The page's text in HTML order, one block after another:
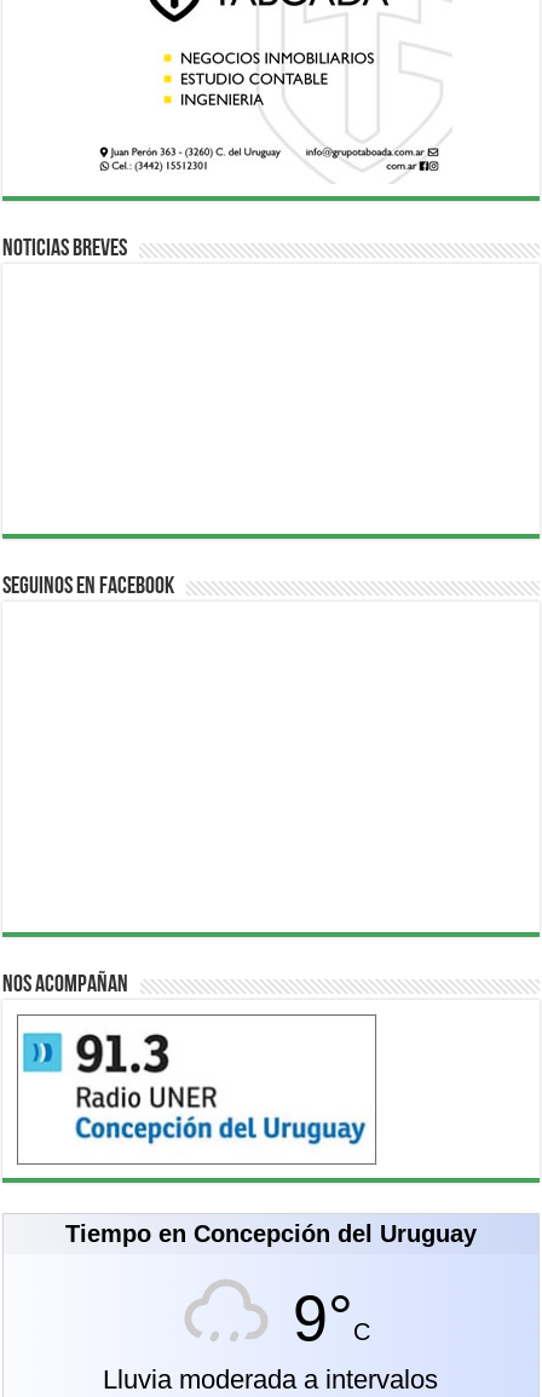
Noticias breves
Seguinos en Facebook
Nos acompañan
Tiempo en Concepción del Uruguay
9°C
Lluvia moderada a intervalos